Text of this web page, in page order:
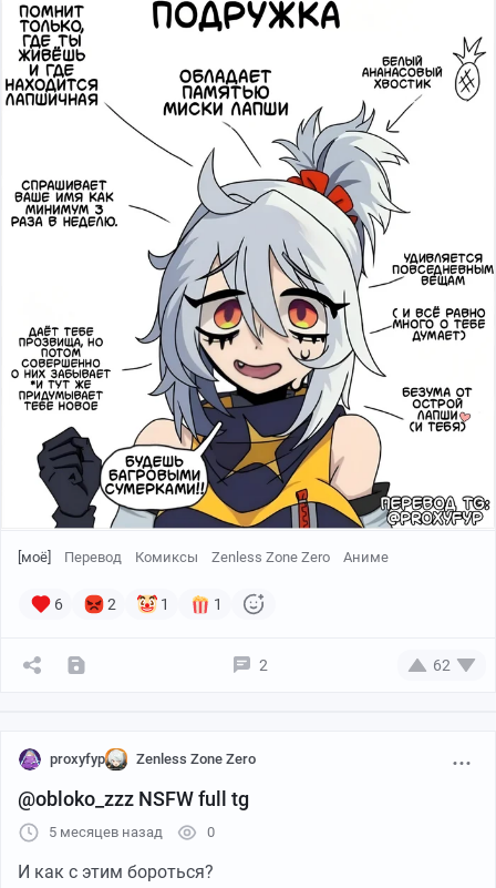
[моё] Перевод Комиксы Zenless Zone Zero Аниме
6 2 1 1
2 62
proxyfyp Zenless Zone Zero
@obloko_zzz NSFW full tg
5 месяцев назад 0
И как с этим бороться?